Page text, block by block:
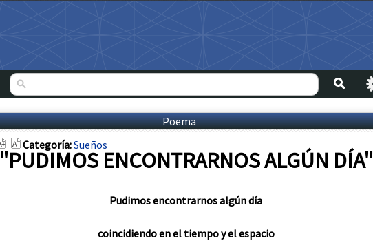
Poema
Categoría:Sueños
"PUDIMOS ENCONTRARNOS ALGÚN DÍA"
Pudimos encontrarnos algún día
coincidiendo en el tiempo y el espacio